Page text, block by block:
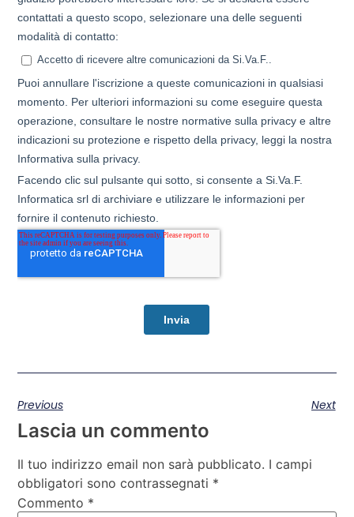
Previous Next
Lascia un commento
Il tuo indirizzo email non sarà pubblicato. I campi
obbligatori sono contrassegnati *
Commento *